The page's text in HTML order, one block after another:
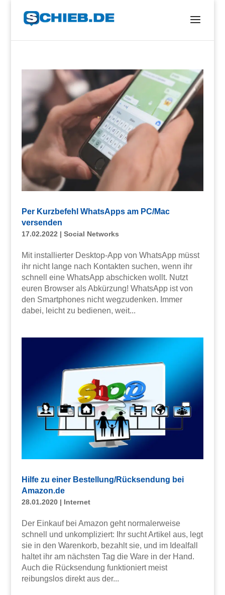
Per Kurzbefehl WhatsApps am PC/Mac
versenden
17.02.2022 | Social Networks
Mit installierter Desktop-App von WhatsApp müsst
ihr nicht lange nach Kontakten suchen, wenn ihr
schnell eine WhatsApp abschicken wollt. Nutzt
euren Browser als Abkürzung! WhatsApp ist von
den Smartphones nicht wegzudenken. Immer
dabei, leicht zu bedienen, weit...
Hilfe zu einer Bestellung/Rücksendung bei
Amazon.de
28.01.2020| Internet
Der Einkauf bei Amazon geht normalerweise
schnell und unkompliziert: Ihr sucht Artikel aus, legt
sie in den Warenkorb, bezahlt sie, und im Idealfall
haltet ihr am nächsten Tag die Ware in der Hand.
Auch die Rücksendung funktioniert meist
reibungslos direkt aus der...